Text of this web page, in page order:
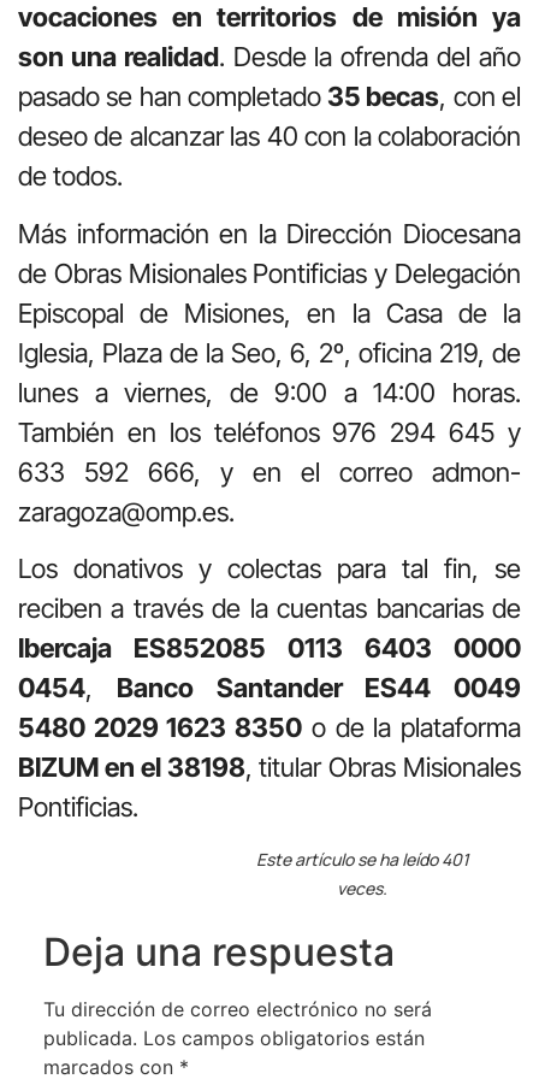
vocaciones en territorios de misión ya
son una realidad. Desde la ofrenda del año
pasado se han completado 35 becas, con el
deseo de alcanzar las 40 con la colaboración
de todos.
Más información en la Dirección Diocesana
de Obras Misionales Pontificias y Delegación
Episcopal de Misiones, en la Casa de la
Iglesia, Plaza de la Seo, 6, 2º, oficina 219, de
lunes a viernes, de 9:00 a 14:00 horas.
También en los teléfonos 976 294 645 y
633 592 666, y en el correo admon-
zaragoza@omp.es.
Los donativos y colectas para tal fin, se
reciben a través de la cuentas bancarias de
Ibercaja ES852085 0113 6403 0000
0454, Banco Santander ES44 0049
5480 2029 1623 8350 o de la plataforma
BIZUM en el 38198, titular Obras Misionales
Pontificias.
Este artículo se ha leído 401
veces.
Deja una respuesta
Tu dirección de correo electrónico no será
publicada. Los campos obligatorios están
marcados con *